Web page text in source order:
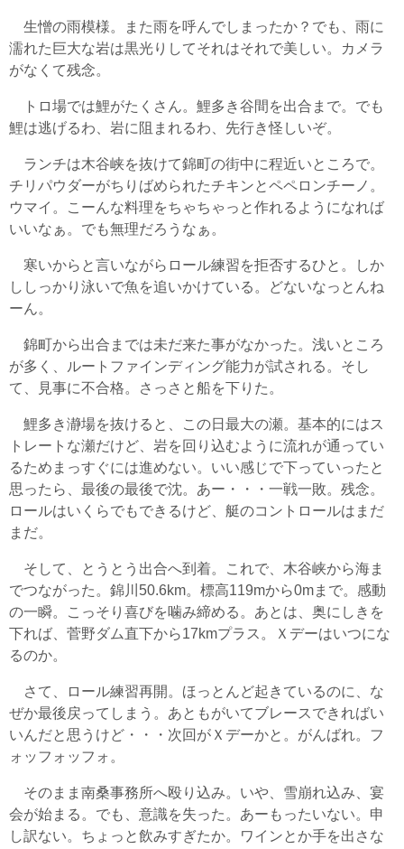
生憎の雨模様。また雨を呼んでしまったか？でも、雨に
濡れた巨大な岩は黒光りしてそれはそれで美しい。カメラ
がなくて残念。
トロ場では鯉がたくさん。鯉多き谷間を出合まで。でも
鯉は逃げるわ、岩に阻まれるわ、先行き怪しいぞ。
ランチは木谷峡を抜けて錦町の街中に程近いところで。
チリパウダーがちりばめられたチキンとペペロンチーノ。
ウマイ。こーんな料理をちゃちゃっと作れるようになれば
いいなぁ。でも無理だろうなぁ。
寒いからと言いながらロール練習を拒否するひと。しか
ししっかり泳いで魚を追いかけている。どないなっとんね
ーん。
錦町から出合までは未だ来た事がなかった。浅いところ
が多く、ルートファインディング能力が試される。そし
て、見事に不合格。さっさと船を下りた。
鯉多き瀞場を抜けると、この日最大の瀬。基本的にはス
トレートな瀬だけど、岩を回り込むように流れが通ってい
るためまっすぐには進めない。いい感じで下っていったと
思ったら、最後の最後で沈。あー・・・一戦一敗。残念。
ロールはいくらでもできるけど、艇のコントロールはまだ
まだ。
そして、とうとう出合へ到着。これで、木谷峡から海ま
でつながった。錦川50.6km。標高119mから0mまで。感動
の一瞬。こっそり喜びを噛み締める。あとは、奥にしきを
下れば、菅野ダム直下から17kmプラス。Ｘデーはいつにな
るのか。
さて、ロール練習再開。ほっとんど起きているのに、な
ぜか最後戻ってしまう。あともがいてブレースできればい
いんだと思うけど・・・次回がＸデーかと。がんばれ。フ
ォッフォッフォ。
そのまま南桑事務所へ殴り込み。いや、雪崩れ込み、宴
会が始まる。でも、意識を失った。あーもったいない。申
し訳ない。ちょっと飲みすぎたか。ワインとか手を出さな